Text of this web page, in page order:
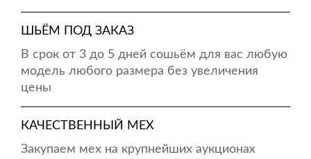
ШЬЁМ ПОД ЗАКАЗ
В срок от 3 до 5 дней сошьём для вас любую
модель любого размера без увеличения
цены
КАЧЕСТВЕННЫЙ МЕХ
Закупаем мех на крупнейших аукционах